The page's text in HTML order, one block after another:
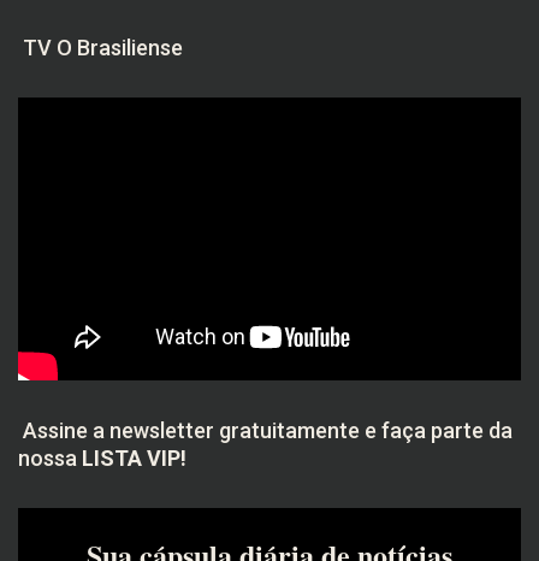
TV O Brasiliense
Assine a newsletter gratuitamente e faça parte da
nossa LISTA VIP!